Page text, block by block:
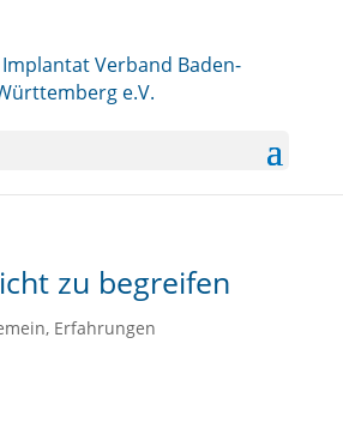
zu begreifen
, Erfahrungen